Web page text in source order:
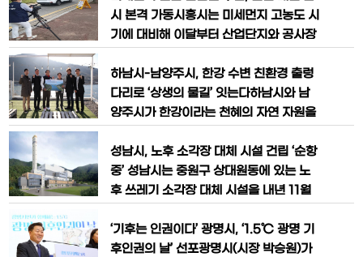
시 본격 가동시흥시는 미세먼지 고농도 시
기에 대비해 이달부터 산업단지와 공사장
미세먼지 불법 배출 예방을 위한 집중 감
시 활동을 추진한다.이번에 선발된 4명의
민간 점검원은 오는 5월까지 4개월간 활
비를 활용한 노후 경유차 단속 ▲영농폐기
물 불법소각 감시 ▲자동차 공회전 제한구
역
하남시-남양주시, 한강 수변 친환경 출렁
다리로 ‘상생의 물길’ 잇는다하남시와 남
양주시가 한강이라는 천혜의 자연 자원을
는‘친환경 출렁다리’조성을 통해 초광역
협력의 모범 사례를 만들어간다.하남시
(시장 이현재)는22일 과도한 중첩규제로
해 남양주시와 공동으로 추진 중인「하남
시-남양주시 상생협력 기반 한강 수변 친
성남시, 노후 소각장 대체 시설 건립 ‘순항
중’ 성남시는 중원구 상대원동에 있는 노
후 쓰레기 소각장 대체 시설을 내년 11월
있다고 19일 밝혔다.이는 올해 1월 1일부
터 시행된 ‘수도권 생활폐기물 직매립 전
‘기후는 인권이다’ 광명시, ‘1.5℃ 광명 기
후인권의 날’ 선포광명시(시장 박승원)가